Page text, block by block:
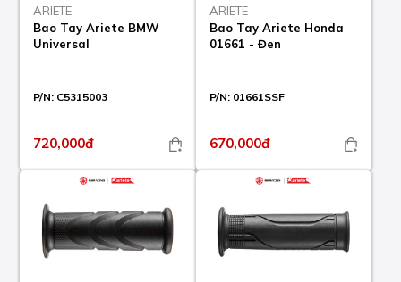
ARIETE
Bao Tay Ariete BMW
Universal
P/N: C5315003
720,000đ
ARIETE
Bao Tay Ariete Honda
01661 - Đen
P/N: 01661SSF
670,000đ